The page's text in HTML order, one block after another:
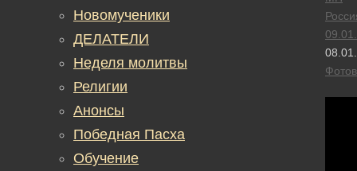
Новомученики
ДЕЛАТЕЛИ
Неделя молитвы
Религии
Анонсы
Победная Пасха
Обучение